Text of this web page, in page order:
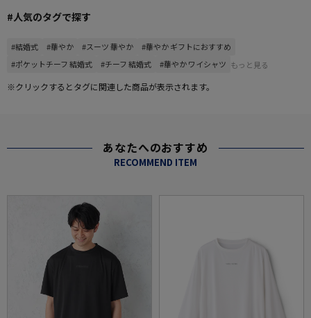
#人気のタグで探す
#結婚式 #華やか #スーツ 華やか
#華やか ギフトにおすすめ
#ポケットチーフ 結婚式
#チーフ 結婚式 #華やか ワイシャツ もっと見る
※クリックするとタグに関連した商品が表示されます。
あなたへのおすすめ
RECOMMEND ITEM